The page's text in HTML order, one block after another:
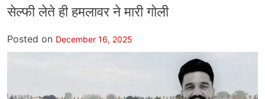
सेल्फी लेते ही हमलावर ने मारी गोली
Posted on December 16, 2025